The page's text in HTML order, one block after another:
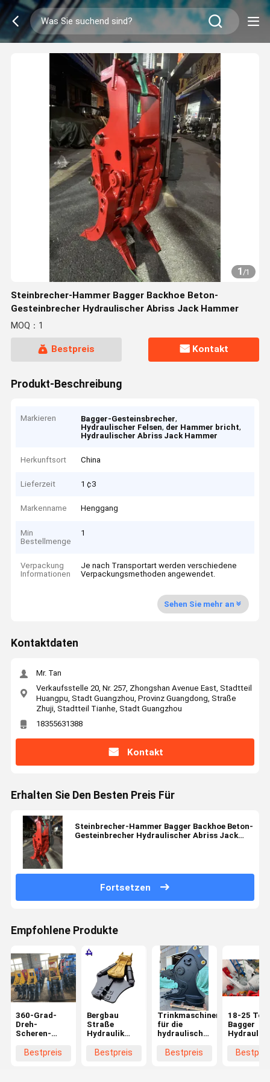
1/1
Steinbrecher-Hammer Bagger Backhoe Beton-
Gesteinbrecher Hydraulischer Abriss Jack Hammer
MOQ：1
Bestpreis Kontakt
Produkt-Beschreibung
Markieren Bagger-Gesteinsbrecher,
Hydraulischer Felsen, der Hammer bricht,
Hydraulischer Abriss Jack Hammer
Herkunftsort China
Lieferzeit 1 ¢3
Markenname Henggang
Min
Bestellmenge
1
Verpackung
Informationen
Je nach Transportart werden verschiedene
Verpackungsmethoden angewendet.
Sehen Sie mehr an
Kontaktdaten
Mr. Tan
Verkaufsstelle 20, Nr. 257, Zhongshan Avenue East, Stadtteil
Huangpu, Stadt Guangzhou, Provinz Guangdong, Straße
Zhuji, Stadtteil Tianhe, Stadt Guangzhou
18355631388
Kontakt
Erhalten Sie Den Besten Preis Für
Steinbrecher-Hammer Bagger Backhoe Beton-
Gesteinbrecher Hydraulischer Abriss Jack
Fortsetzen
Empfohlene Produkte
360-Grad-
Dreh-
Scheren-
Betonpulverisierer
Bestpreis
Bergbau
Straße
Hydraulik
Beton Schere
Bestpreis
Trinkmaschinen
für die
hydraulische
Bestpreis
18-25
Bagger
Beton-